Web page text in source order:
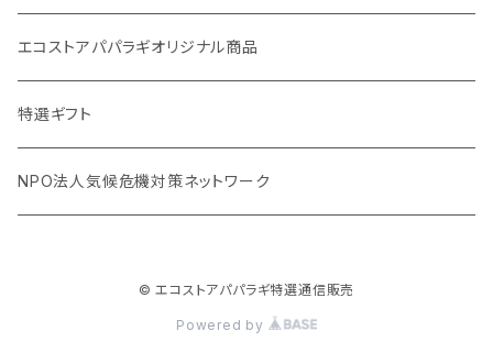
オリーブウッド カッティングボード
調理用品
生理用品
虫除けグッズ
バナナペーパーグッズ
天然素材の消しゴム
エコストアパパラギオリジナル商品
特選ギフト
NPO法人気候危機対策ネットワーク
© エコストアパパラギ特選通信販売
Powered by